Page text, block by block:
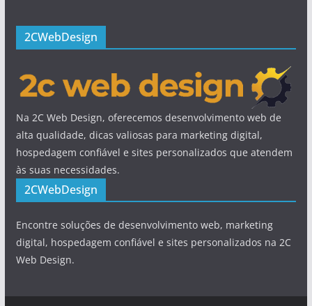
2CWebDesign
Na 2C Web Design, oferecemos desenvolvimento web de
alta qualidade, dicas valiosas para marketing digital,
hospedagem confiável e sites personalizados que atendem
às suas necessidades.
2CWebDesign
Encontre soluções de desenvolvimento web, marketing
digital, hospedagem confiável e sites personalizados na 2C
Web Design.